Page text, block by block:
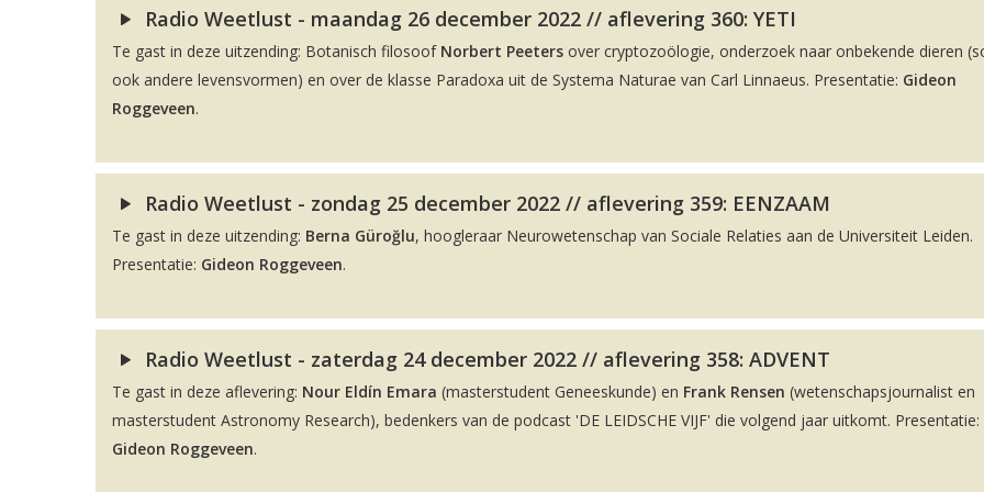
Radio Weetlust - maandag 26 december 2022 // aflevering 360: YETI
Te gast in deze uitzending: Botanisch filosoof Norbert Peeters over cryptozoölogie, onderzoek naar onbekende dieren
ook andere levensvormen) en over de klasse Paradoxa uit de Systema Naturae van Carl Linnaeus. Presentatie: Gideon
Roggeveen.
Radio Weetlust - zondag 25 december 2022 // aflevering 359: EENZAAM
Te gast in deze uitzending: Berna Güroğlu, hoogleraar Neurowetenschap van Sociale Relaties aan de Universiteit Leiden.
Presentatie: Gideon Roggeveen.
Radio Weetlust - zaterdag 24 december 2022 // aflevering 358: ADVENT
Te gast in deze aflevering: Nour Eldín Emara (masterstudent Geneeskunde) en Frank Rensen (wetenschapsjournalist en
masterstudent Astronomy Research), bedenkers van de podcast 'DE LEIDSCHE VIJF' die volgend jaar uitkomt. Presentatie:
Gideon Roggeveen.